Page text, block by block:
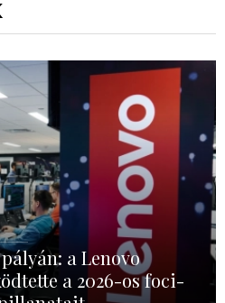
a Lenovo
a 2026-os foci-